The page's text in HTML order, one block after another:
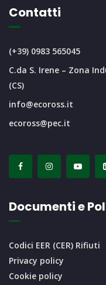
Contatti
(+39) 0983 565045
C.da S. Irene – Zona
(CS)
info@ecoross.it
ecoross@pec.it
Documenti e
Codici EER (CER) Rifiuti
Privacy policy
Cookie policy